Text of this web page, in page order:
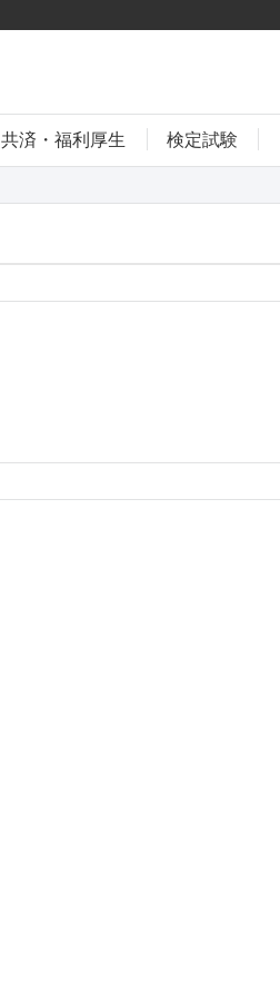
共済・福利厚生 検定試験